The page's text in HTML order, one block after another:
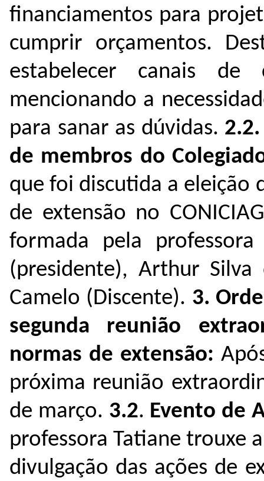
financiamentos para
cumprir orçamentos.
estabelecer canais de
mencionando a
para sanar as dúvidas. 2.2.
de membros do
que foi discutida a eleição
de extensão no
formada pela
(presidente), Arthur
Camelo (Discente). 3.
segunda reunião
normas de extensão:
próxima reunião
de março. 3.2. Evento de
professora Tatiane trouxe
divulgação das ações de